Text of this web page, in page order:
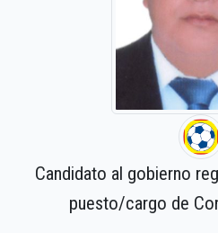
Candidato al gobierno
puesto/cargo de